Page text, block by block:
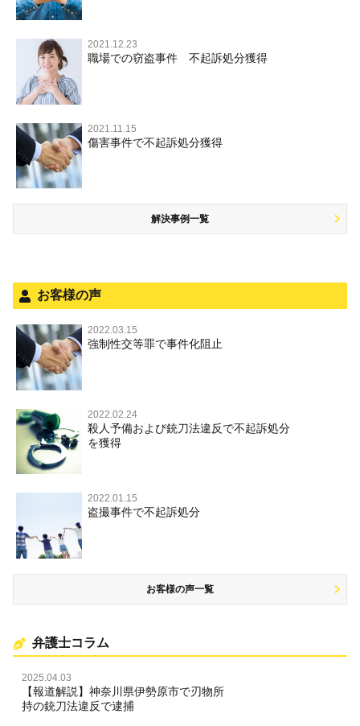
刑事事件で被疑者を不起訴処分にするには
事件を秘密にするためにとるべき行動とは
自首・出頭の不安や悩みを解消するためには
脅迫・強要
逮捕・監禁
略取・誘拐・人身売買
器物損壊
業務妨害
公務執行妨害
不同意わいせつ（旧：強制わいせつ，準強制わいせつ），
監護者わいせつ
不同意性交等・監護者性交等
淫行・援助交際
公然わいせつ罪，わいせつ物頒布罪，淫行勧誘罪
児童ポルノ，リベンジポルノ
風営法・風適法違反
詐欺罪
恐喝罪
盗品売買・譲り受け等
知的財産と刑事事件
薬物事件 TOP
覚せい剤
大麻
麻薬及び向精神薬
危険ドラッグ
事件別－交通違反・交通事故
交通違反・交通事故 TOP
人身事故・死亡事故
ひき逃げ・当て逃げ
無免許運転
飲酒運転
その他
その他 TOP
商標法違反
放火・失火
犯罪収益移転防止法違反
ストーカー事件
銃刀法違反
児童虐待・保護責任者遺棄
文書偽造・偽造文書行使
不正競争防止法
住居侵入等
名誉毀損・侮辱
控訴・上告
国選弁護士と私選弁護士の違い
裁判員裁判
司法取引・刑事免責
取調べの注意点
少年事件の手続と特色
法人と刑事事件（脱税関係，従業員逮捕，予防法務等）
面会・差し入れ
2021.12.23
職場での窃盗事件 不起訴処分獲得
2021.11.15
傷害事件で不起訴処分獲得
解決事例一覧
お客様の声
2022.03.15
強制性交等罪で事件化阻止
2022.02.24
殺人予備および銃刀法違反で不起訴処分
を獲得
2022.01.15
盗撮事件で不起訴処分
お客様の声一覧
弁護士コラム
2025.04.03
【報道解説】神奈川県伊勢原市で刃物所
持の銃刀法違反で逮捕